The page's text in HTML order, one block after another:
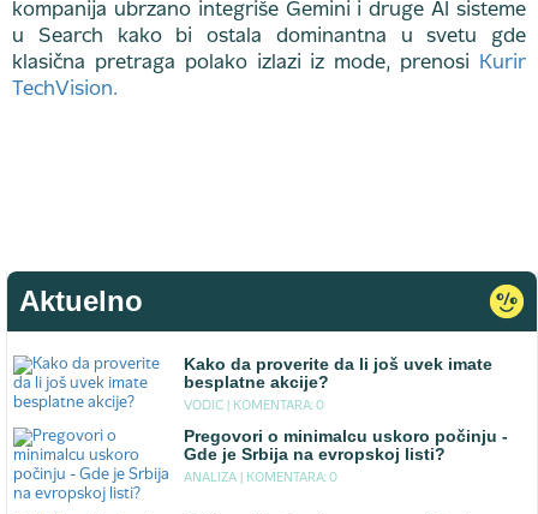
kompanija ubrzano integriše Gemini i druge AI sisteme
u Search kako bi ostala dominantna u svetu gde
klasična pretraga polako izlazi iz mode, prenosi Kurir
TechVision.
Aktuelno
Kako da proverite da li još uvek imate
besplatne akcije?
VODIC | KOMENTARA: 0
Pregovori o minimalcu uskoro počinju -
Gde je Srbija na evropskoj listi?
ANALIZA | KOMENTARA: 0